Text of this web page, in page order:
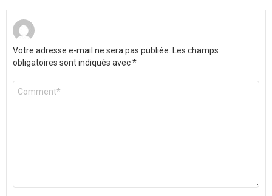
Votre adresse e-mail ne sera pas publiée. Les champs
obligatoires sont indiqués avec*
Commentaire